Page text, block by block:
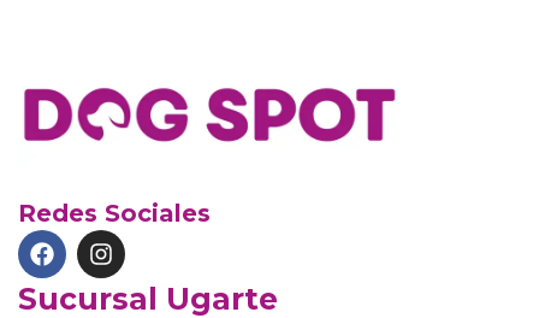
Redes Sociales
Sucursal Ugarte